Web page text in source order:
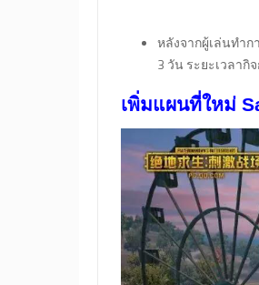
หลังจากผู้เล่นทำก
3 วัน ระยะเวลากิ
เพิ่มแผนที่ใหม่